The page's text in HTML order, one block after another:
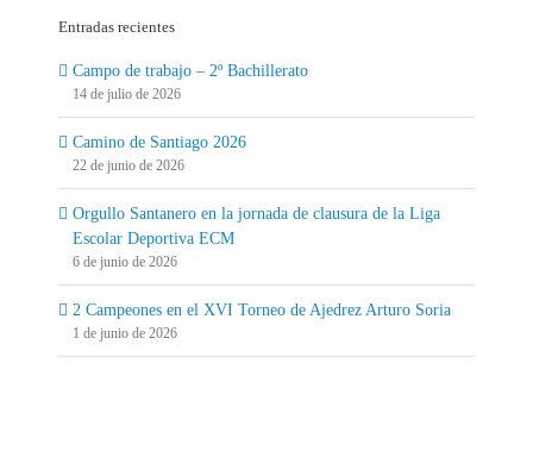
Entradas recientes
Campo de trabajo – 2º Bachillerato
14 de julio de 2026
Camino de Santiago 2026
22 de junio de 2026
Orgullo Santanero en la jornada de clausura de la Liga
Escolar Deportiva ECM
6 de junio de 2026
2 Campeones en el XVI Torneo de Ajedrez Arturo Soria
1 de junio de 2026